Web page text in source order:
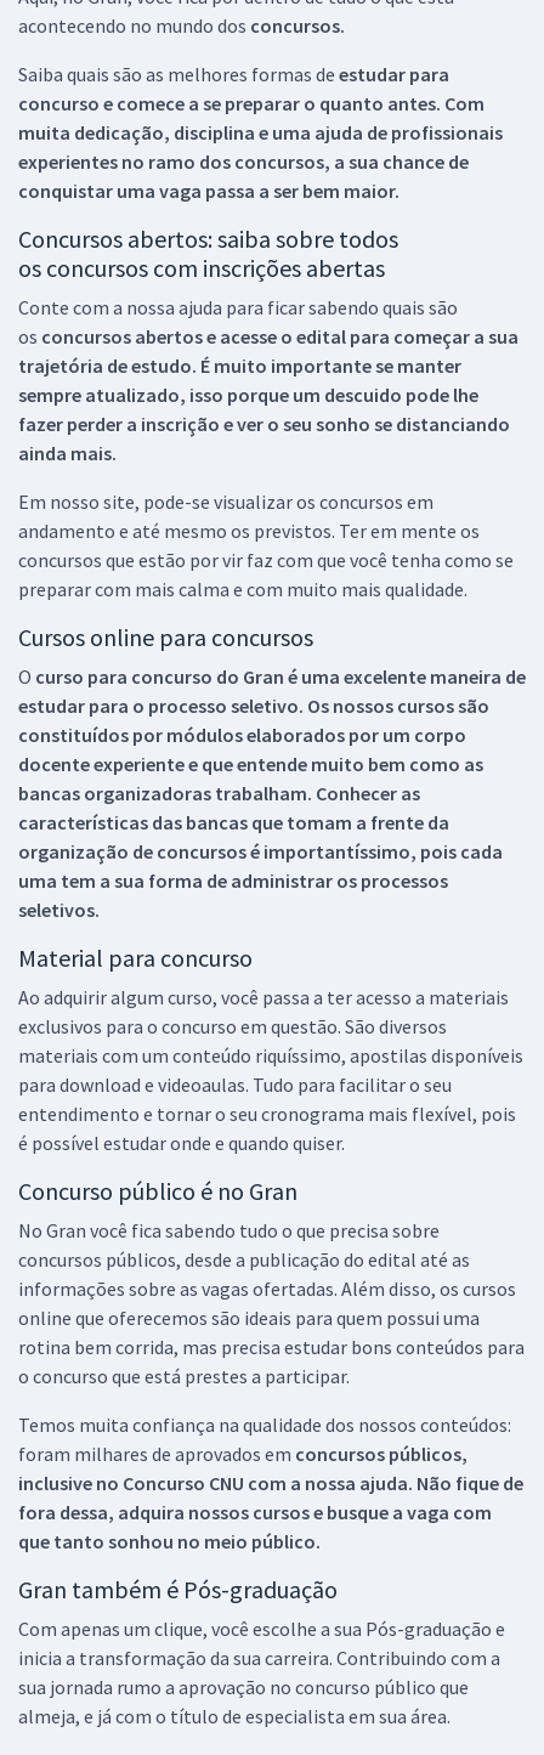
acontecendo no mundo dos concursos.
Saiba quais são as melhores formas de estudar para
concurso e comece a se preparar o quanto antes. Com
muita dedicação, disciplina e uma ajuda de profissionais
experientes no ramo dos concursos, a sua chance de
conquistar uma vaga passa a ser bem maior.
Concursos abertos: saiba sobre todos
os concursos com inscrições abertas
Conte com a nossa ajuda para ficar sabendo quais são
os concursos abertos e acesse o edital para começar a sua
trajetória de estudo. É muito importante se manter
sempre atualizado, isso porque um descuido pode lhe
fazer perder a inscrição e ver o seu sonho se distanciando
ainda mais.
Em nosso site, pode-se visualizar os concursos em
andamento e até mesmo os previstos. Ter em mente os
concursos que estão por vir faz com que você tenha como se
preparar com mais calma e com muito mais qualidade.
Cursos online para concursos
O curso para concurso do Gran é uma excelente maneira de
estudar para o processo seletivo. Os nossos cursos são
constituídos por módulos elaborados por um corpo
docente experiente e que entende muito bem como as
bancas organizadoras trabalham. Conhecer as
características das bancas que tomam a frente da
organização de concursos é importantíssimo, pois cada
uma tem a sua forma de administrar os processos
seletivos.
Material para concurso
Ao adquirir algum curso, você passa a ter acesso a materiais
exclusivos para o concurso em questão. São diversos
materiais com um conteúdo riquíssimo, apostilas disponíveis
para download e videoaulas. Tudo para facilitar o seu
entendimento e tornar o seu cronograma mais flexível, pois
é possível estudar onde e quando quiser.
Concurso público é no Gran
No Gran você fica sabendo tudo o que precisa sobre
concursos públicos, desde a publicação do edital até as
informações sobre as vagas ofertadas. Além disso, os cursos
online que oferecemos são ideais para quem possui uma
rotina bem corrida, mas precisa estudar bons conteúdos para
o concurso que está prestes a participar.
Temos muita confiança na qualidade dos nossos conteúdos:
foram milhares de aprovados em concursos públicos,
inclusive no Concurso CNU com a nossa ajuda. Não fique de
fora dessa, adquira nossos cursos e busque a vaga com
que tanto sonhou no meio público.
Gran também é Pós-graduação
Com apenas um clique, você escolhe a sua Pós-graduação e
inicia a transformação da sua carreira. Contribuindo com a
sua jornada rumo a aprovação no concurso público que
almeja, e já com o título de especialista em sua área.